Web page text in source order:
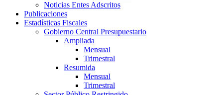
Noticias Entes Adscritos
Publicaciones
Estadísticas Fiscales
Gobierno Central Presupuestario
Ampliada
Mensual
Trimestral
Resumida
Mensual
Trimestral